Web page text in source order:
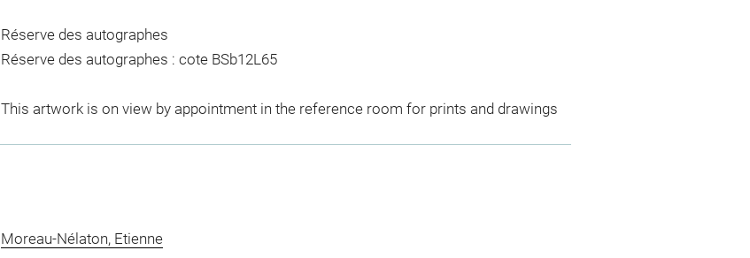
Réserve des autographes
Réserve des autographes : cote BSb12L65
This artwork is on view by appointment in the reference room for prints and drawings
Moreau-Nélaton, Etienne